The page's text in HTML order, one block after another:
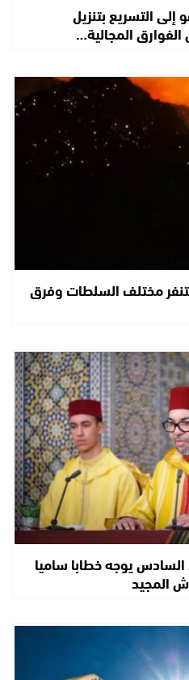
التسريع بتنزيل
المجالية…
مختلف السلطات وفرق
يوجه خطابا ساميا
المجيد